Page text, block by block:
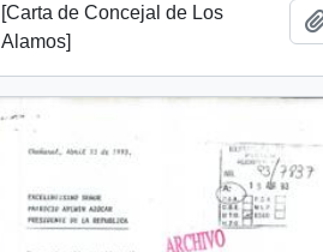
[Carta de Concejal de Los
Alamos]